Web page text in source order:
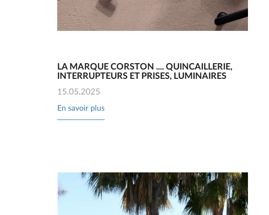
LA MARQUE CORSTON .... QUINCAILLERIE,
INTERRUPTEURS ET PRISES, LUMINAIRES
15.05.2025
En savoir plus